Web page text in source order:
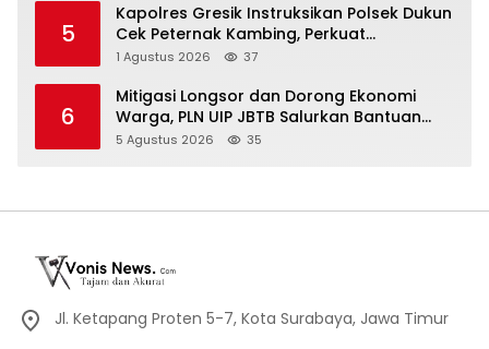
5
Kapolres Gresik Instruksikan Polsek Dukun
Cek Peternak Kambing, Perkuat
Ketahanan Pangan Nasional
1 Agustus 2026 37
6
Mitigasi Longsor dan Dorong Ekonomi
Warga, PLN UIP JBTB Salurkan Bantuan
Konservasi 4.000 Pohon Aren Genjah Asal
5 Agustus 2026 35
Jl. Ketapang Proten 5-7, Kota Surabaya, Jawa Timur